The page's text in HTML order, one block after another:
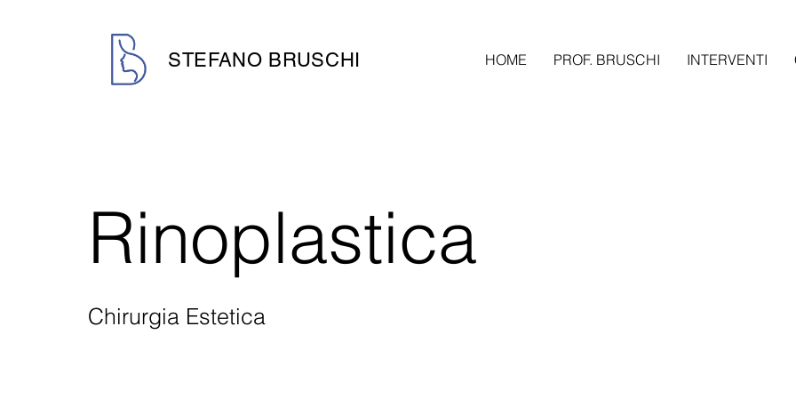
STEFANO BRUSCHI HOME PROF. BRUSCHI INTERVENTI
Rinoplastica
Chirurgia Estetica